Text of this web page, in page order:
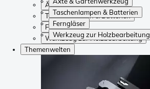
Taschenlampen & Batterien
Ferngläser
Werkzeug zur Holzbearbeitung
Äxte & Gartenwerkzeug
Taschenlampen & Batterien
Ferngläser
Werkzeug zur Holzbearbeitung
Themenwelten